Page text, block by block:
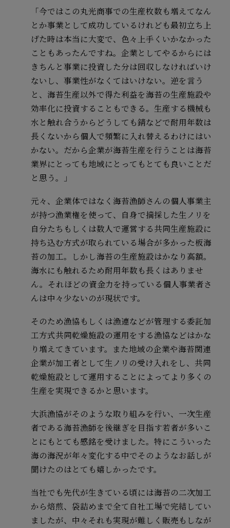
「今ではこの丸光商事での生産枚数も増えてなん
とか事業として成功しているけれども最初立ち上
げた時は本当に大変で、色々上手くいかなかった
こともあったんですね。企業としてやるからには
きちんと事業に投資した分は回収しなければいけ
ないし、事業性がなくてはいけない。逆を言う
と、海苔生産以外で得た利益を海苔の生産施設や
効率化に投資することもできる。生産する機械も
水と触れ合うからどうしても錆などで耐用年数は
長くないから個人で頻繁に入れ替えるわけにはい
かない。だから企業が海苔生産を行うことは海苔
業界にとっても地域にとってもとても良いことだ
と思う。」
元々、企業体ではなく海苔漁師さんの個人事業主
が持つ漁業権を使って、自身で摘採した生ノリを
自分たちもしくは数人で運営する共同生産施設に
持ち込む方式が取られている場合が多かった板海
苔の加工。しかし海苔の生産施設はかなり高額。
海水にも触れるため耐用年数も長くはありませ
ん。それほどの資金力を持っている個人事業者さ
んは中々少ないのが現状です。
そのため漁協もしくは漁連などが管理する委託加
工方式共同乾燥施設の運用をする漁協などはかな
り増えてきています。また地域の企業や海苔関連
企業が加工者として生ノリの受け入れをし、共同
乾燥施設として運用することによってより多くの
生産を実現できるかと思います。
大浜漁協がそのような取り組みを行い、一次生産
者である海苔漁師を後継ぎを目指す若者が多いこ
とにもとても感銘を受けました。特にこういった
海の海況が年々変化する中でそのようなお話しが
聞けたのはとても嬉しかったです。
当社でも先代が生きている頃には海苔の二次加工
から焙煎、袋詰めまで全て自社工場で完結してい
ましたが、中々それも実現が難しく販売もしなが